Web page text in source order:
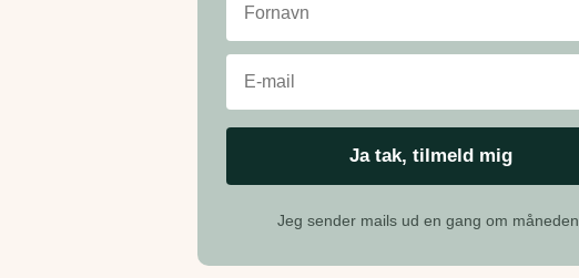
Jeg sender mails ud en gang om måneden.